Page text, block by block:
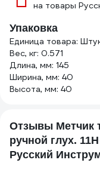
на товары
Упаковка
Единица товара:
Вес, кг: 0.571
Длина, мм: 145
Ширина, мм: 40
Высота, мм: 40
Отзывы Метчик
ручной глух.
Русский